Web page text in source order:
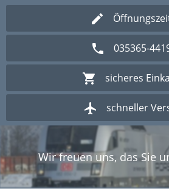
035365-
sicheres
schneller
Wir freuen uns, das Sie
Herzlich Willkommen
Modellbahn - Eck
Wir freuen uns, das Sie
Herzlich Willkommen
Modellbahn - Eck